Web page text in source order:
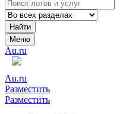
Найти
Меню
Au.ru
Au.ru
Разместить
Разместить